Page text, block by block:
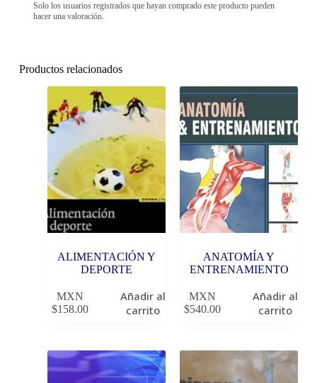
Solo los usuarios registrados que hayan comprado este producto pueden
hacer una valoración.
Productos relacionados
ALIMENTACIÓN Y
DEPORTE
MXN
$158.00
Añadir al
carrito
ANATOMÍA Y
ENTRENAMIENTO
MXN
$540.00
Añadir al
carrito